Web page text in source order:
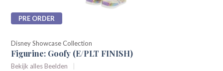
PRE ORDER
Disney Showcase Collection
Figurine: Goofy (E/PLT FINISH)
Bekijk alles Beelden